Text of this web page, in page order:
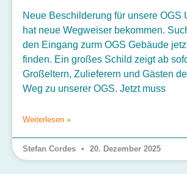
Neue Beschilderung für unsere OGS
hat neue Wegweiser bekommen.
den Eingang zurm OGS Gebäude
finden. Ein großes Schild zeigt ab
Großeltern, Zulieferern und Gästen
Weg zu unserer OGS. Jetzt muss
Weiterlesen »
Stefan Cordes 20. Dezember 2025